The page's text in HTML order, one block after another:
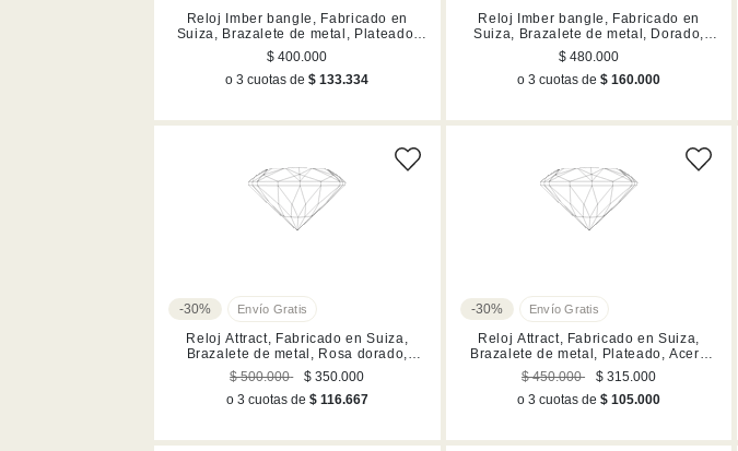
Reloj Imber bangle, Fabricado en
Suiza, Brazalete de metal, Plateado,
Acero inoxidable
$ 400.000
o 3 cuotas de$ 133.334
Reloj Imber bangle, Fabricado en
Suiza, Brazalete de metal, Dorado,
Acabado en tono oro champán
$ 480.000
o 3 cuotas de$ 160.000
-30%
Reloj Attract, Fabricado en Suiza,
Brazalete de metal, Rosa dorado,
Acabado en tono oro rosa
$ 500.000
$ 350.000
o 3 cuotas de $ 116.667
-30%
Reloj Attract, Fabricado en Suiza,
Brazalete de metal, Plateado, Acero
inoxidable
$ 450.000
$ 315.000
o 3 cuotas de$ 105.000